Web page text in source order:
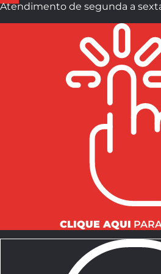
Atendimento de segunda a
CLIQUE AQUI